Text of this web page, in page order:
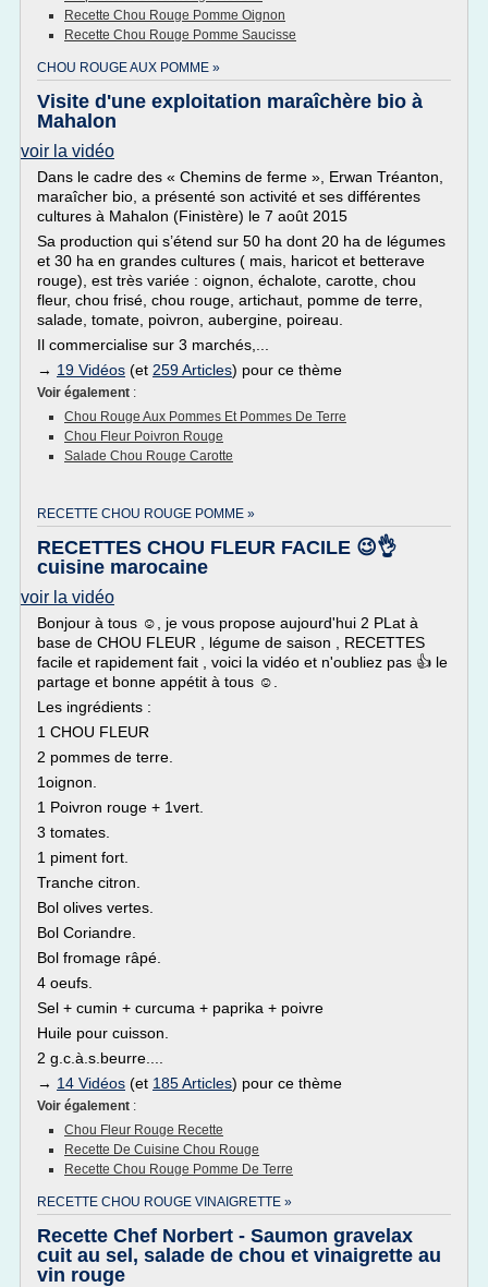
Recette Chou Rouge Pomme Oignon
Recette Chou Rouge Pomme Saucisse
CHOU ROUGE AUX POMME »
Visite d'une exploitation maraîchère bio à
Mahalon
voir la vidéo
Dans le cadre des « Chemins de ferme », Erwan Tréanton,
maraîcher bio, a présenté son activité et ses différentes
cultures à Mahalon (Finistère) le 7 août 2015
Sa production qui s’étend sur 50 ha dont 20 ha de légumes
et 30 ha en grandes cultures ( mais, haricot et betterave
rouge), est très variée : oignon, échalote, carotte, chou
fleur, chou frisé, chou rouge, artichaut, pomme de terre,
salade, tomate, poivron, aubergine, poireau.
Il commercialise sur 3 marchés,...
→ 19 Vidéos (et 259 Articles) pour ce thème
Voir également :
Chou Rouge Aux Pommes Et Pommes De Terre
Chou Fleur Poivron Rouge
Salade Chou Rouge Carotte
RECETTE CHOU ROUGE POMME »
RECETTES CHOU FLEUR FACILE 😉👌
cuisine marocaine
voir la vidéo
Bonjour à tous ☺, je vous propose aujourd'hui 2 PLat à
base de CHOU FLEUR , légume de saison , RECETTES
facile et rapidement fait , voici la vidéo et n'oubliez pas 👍 le
partage et bonne appétit à tous ☺.
Les ingrédients :
1 CHOU FLEUR
2 pommes de terre.
1oignon.
1 Poivron rouge + 1vert.
3 tomates.
1 piment fort.
Tranche citron.
Bol olives vertes.
Bol Coriandre.
Bol fromage râpé.
4 oeufs.
Sel + cumin + curcuma + paprika + poivre
Huile pour cuisson.
2 g.c.à.s.beurre....
→ 14 Vidéos (et 185 Articles) pour ce thème
Voir également :
Chou Fleur Rouge Recette
Recette De Cuisine Chou Rouge
Recette Chou Rouge Pomme De Terre
RECETTE CHOU ROUGE VINAIGRETTE »
Recette Chef Norbert - Saumon gravelax
cuit au sel, salade de chou et vinaigrette au
vin rouge